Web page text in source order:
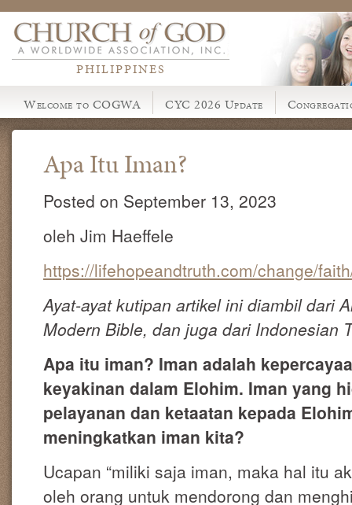
PHILIPPINES
Welcome to COGWA
CYC 2026 Update
Apa Itu Iman?
Posted on September 13, 2023
oleh Jim Haeffele
https://lifehopeandtruth.com/change/
Ayat-ayat kutipan artikel ini diambil dari
Modern Bible, dan juga dari Indonesian
Apa itu iman? Iman adalah
keyakinan dalam Elohim. Iman yang
pelayanan dan ketaatan kepada
meningkatkan iman kita?
Ucapan “miliki saja iman, maka hal itu
oleh orang untuk mendorong dan